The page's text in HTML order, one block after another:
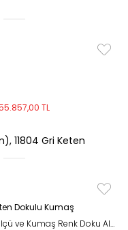
TL
Dokulu Kumaş
Metal Konstrüksiyon, Geniş Depolama, Ölçü ve Kumaş Renk Doku Alternatifli